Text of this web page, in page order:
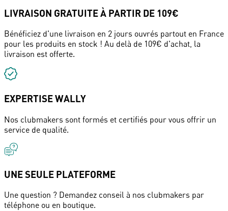
LIVRAISON GRATUITE À PARTIR DE 109€
Bénéficiez d'une livraison en 2 jours ouvrés partout en France
pour les produits en stock ! Au delà de 109€ d'achat, la
livraison est offerte.
EXPERTISE WALLY
Nos clubmakers sont formés et certifiés pour vous offrir un
service de qualité.
UNE SEULE PLATEFORME
Une question ? Demandez conseil à nos clubmakers par
téléphone ou en boutique.